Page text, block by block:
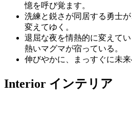
憶を呼び覚ます。
洗練と鋭さが同居する勇士
変えてゆく。
退屈な夜を情熱的に変えて
熱いマグマが宿っている。
伸びやかに、まっすぐに未来
Interior インテリア